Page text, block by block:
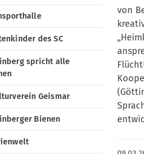
von
des SC
spricht alle
Geismar
Bienen